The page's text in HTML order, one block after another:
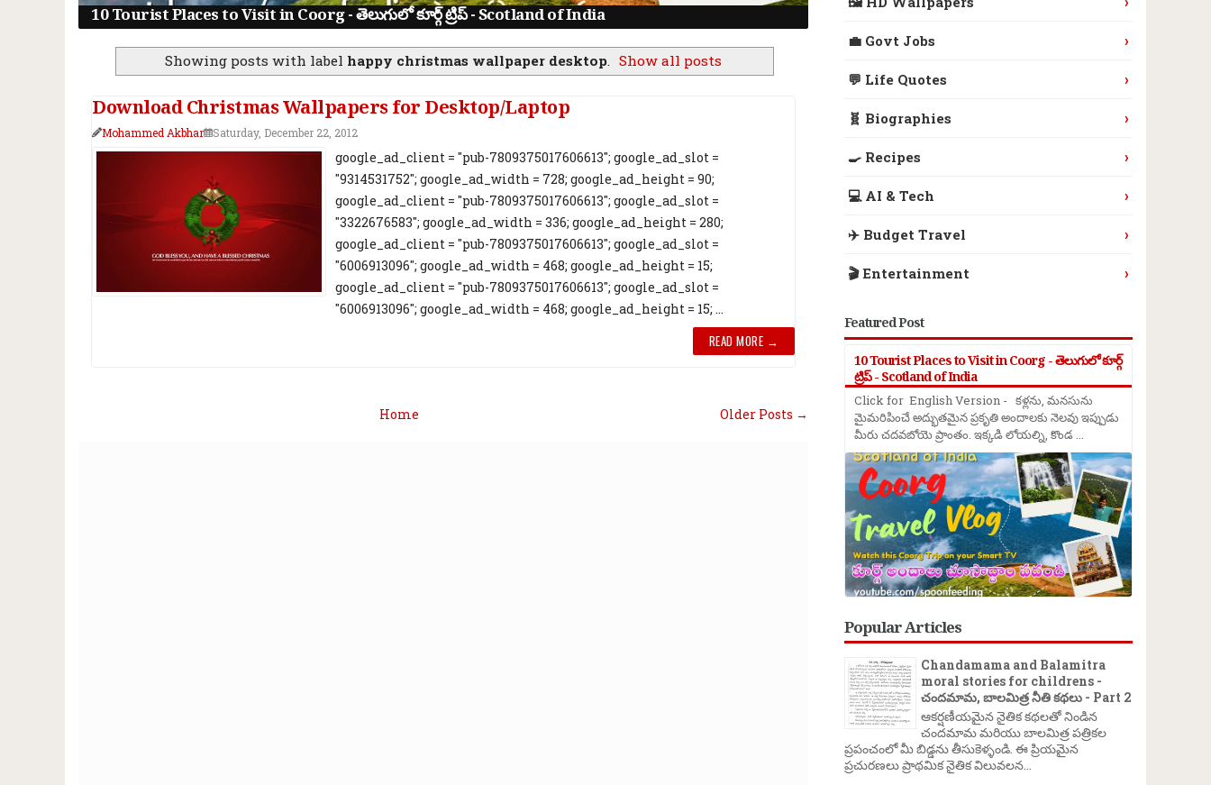
10 Tourist Places to Visit in Coorg - తెలుగులో కూర్గ్ ట్రిప్ - Scotland of India
Showing posts with label happy christmas wallpaper desktop. Show all posts
Download Christmas Wallpapers for Desktop/Laptop
Mohammed Akbhar Saturday, December 22, 2012
google_ad_client = "pub-7809375017606613"; google_ad_slot =
"9314531752"; google_ad_width = 728; google_ad_height = 90;
google_ad_client = "pub-7809375017606613"; google_ad_slot =
"3322676583"; google_ad_width = 336; google_ad_height = 280;
google_ad_client = "pub-7809375017606613"; google_ad_slot =
"6006913096"; google_ad_width = 468; google_ad_height = 15;
google_ad_client = "pub-7809375017606613"; google_ad_slot =
"6006913096"; google_ad_width = 468; google_ad_height = 15; ...
READ MORE →
Older Posts →
Home
💼 Govt Jobs ›
💬 Life Quotes ›
🧬 Biographies ›
🍳 Recipes ›
💻 AI & Tech ›
✈️ Budget Travel ›
🎬 Entertainment ›
Featured Post
10 Tourist Places to Visit in Coorg - తెలుగులో కూర్గ్
ట్రిప్ - Scotland of India
Click for English Version - కళ్లను, మనసును
మైమరిపించే అద్భుతమైన ప్రకృతి అందాలకు నెలవు ఇప్పుడు
మీరు చదవబోయె ప్రాంతం. ఇక్కడి లోయల్ని, కొండ ...
Popular Articles
Chandamama and Balamitra
moral stories for childrens -
చందమామ, బాలమిత్ర నీతి కథలు - Part 2
ఆకర్షణీయమైన నైతిక కథలతో నిండిన
చందమామ మరియు బాలమిత్ర పత్రికల
ప్రపంచంలో మీ బిడ్డను తీసుకెళ్ళండి. ఈ ప్రియమైన
ప్రచురణలు ప్రాథమిక నైతిక విలువలన...